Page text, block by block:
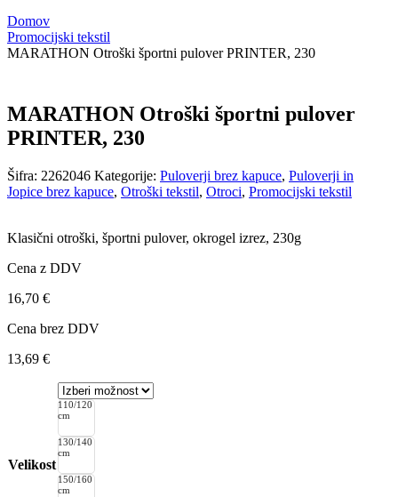
Domov
Promocijski tekstil
MARATHON Otroški športni pulover PRINTER, 230
MARATHON Otroški športni pulover
PRINTER, 230
Šifra: 2262046 Kategorije: Puloverji brez kapuce, Puloverji in
Jopice brez kapuce, Otroški tekstil, Otroci, Promocijski tekstil
Klasični otroški, športni pulover, okrogel izrez, 230g
Cena z DDV
16,70 €
Cena brez DDV
13,69 €
Velikost
110/120
cm
130/140
cm
150/160
cm